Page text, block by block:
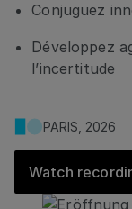
Conjuguez
Développez
l’incertitude
PARIS, 2026
Watch